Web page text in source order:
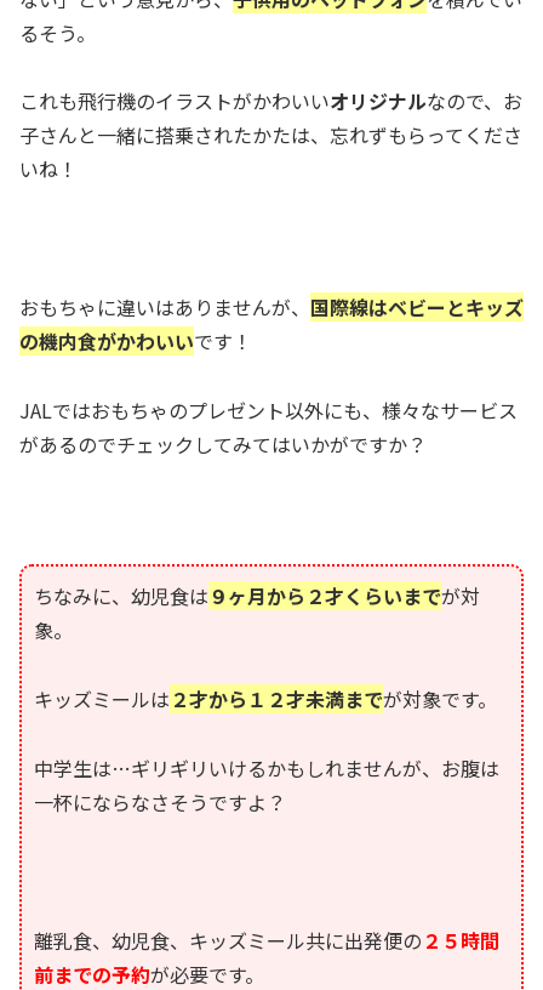
るそう。
これも飛行機のイラストがかわいいオリジナルなので、お
子さんと一緒に搭乗されたかたは、忘れずもらってくださ
いね！
おもちゃに違いはありませんが、 国際線はベビーとキッズ
の機内食がかわいいです！
JALではおもちゃのプレゼント以外にも、様々なサービス
があるのでチェックしてみてはいかがですか？
ちなみに、 幼児食は９ヶ月から２才くらいまでが対
象。
キッズミールは ２才から１２才未満までが対象です。
中学生は…ギリギリいけるかもしれませんが、お腹は
一杯にならなさそうですよ？
離乳食、幼児食、キッズミール共に出発便の ２５時間
前までの予約が必要です。